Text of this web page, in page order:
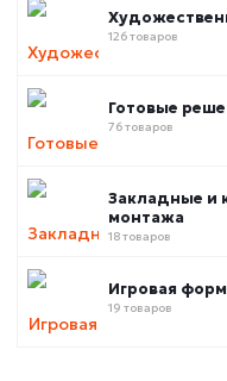
126 товаров
Готовые
76 товаров
Закладные и
монтажа
18 товаров
Игровая
19 товаров